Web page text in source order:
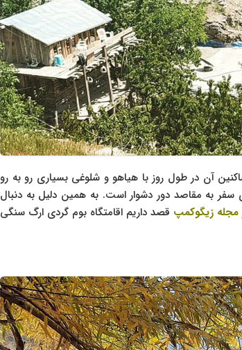
آن در طول روز با هیاهو و شلوغی بسیاری رو به رو
سفر به مقاصد دور دشوار است. به همین دلیل به دنبال
مجله زیگوکمپ قصد داریم اقامتگاه بوم گردی ارگ سنگی